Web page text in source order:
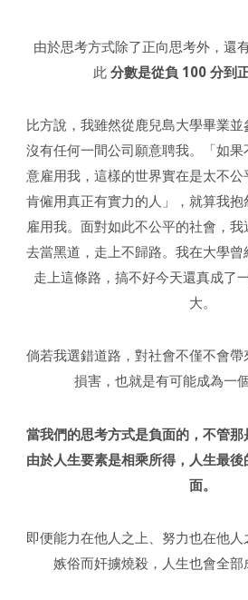
由於思考方式除了正向思考外，還
此 分數是從負 100 分到
比方說，我雖然從鹿兒島大學畢業
沒有任何一間公司願意聘我。「如
意雇用我，這樣的世界實在是太不
肯僱用真正有實力的人」，就算我
雇用我。面對如此不公平的社會，
去當黑道，走上不歸路。我在大學
走上這條路，搞不好今天還真成了
大。
倘若我選錯道路，對社會不僅不會
損害，也就是有可能成為一
當我們的思考方式是負面的，不管那
由於人生要素是相乘所得，人生最
面。
即便能力在他人之上、努力也在他
嫉俗而奸擄燒殺，人生也會全部